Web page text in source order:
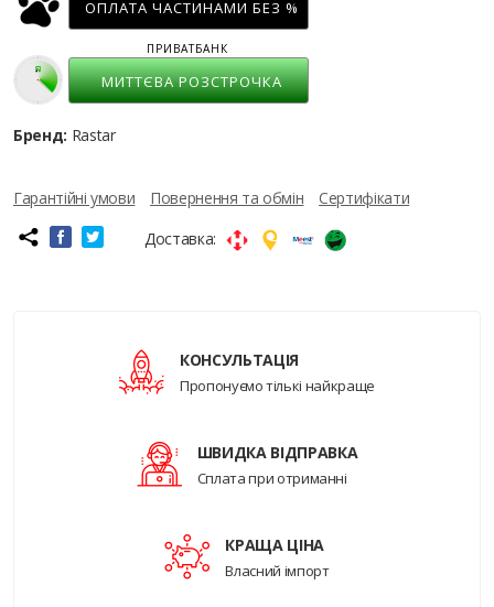
ОПЛАТА ЧАСТИНАМИ БЕЗ %
МИТТЄВА РОЗСТРОЧКА
ПРИВАТБАНК
Бренд: Rastar
Гарантійні умови Повернення та обмін
Сертифікати
Доставка:
КОНСУЛЬТАЦІЯ
Пропонуємо тількі найкраще
ШВИДКА ВІДПРАВКА
Сплата при отриманні
КРАЩА ЦІНА
Власний імпорт